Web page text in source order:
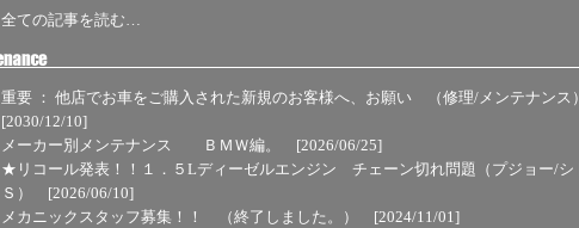
全ての記事を読む…
重要 ： 他店でお車をご購入された新規のお客様へ、お願い （修理/メンテナンス）
[2030/12/10]
メーカー別メンテナンス ＢＭＷ編。
[2026/06/25]
★リコール発表！！１．５Lディーゼルエンジン チェーン切れ問題（プジョー/シ
Ｓ）
[2026/06/10]
メカニックスタッフ募集！！ （終了しました。）
[2024/11/01]